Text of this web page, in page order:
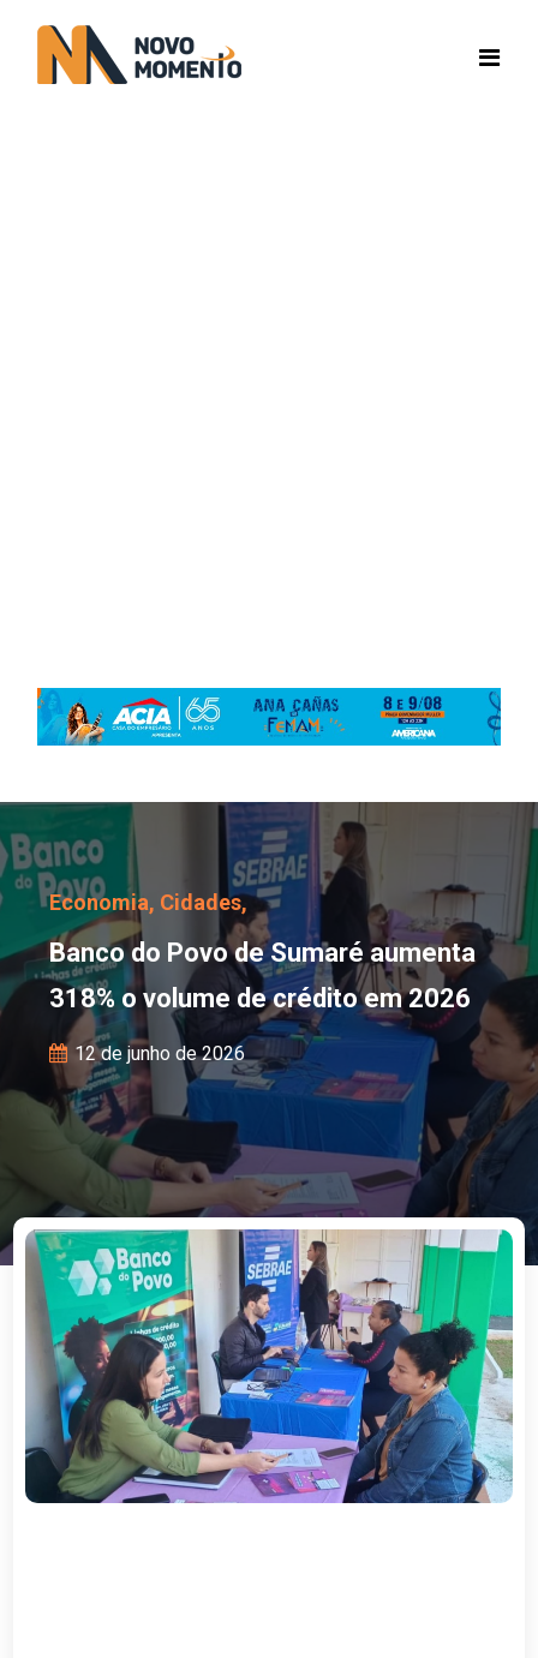
Banco do Povo de
Economia, Cidades,
Banco do Povo de Sumaré aumenta
318% o volume de crédito em 2026
12 de junho de 2026